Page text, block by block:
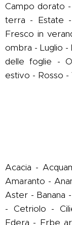
Campo dorato
terra - Estate
Fresco in
ombra - Luglio -
delle foglie -
estivo - Rosso
Acacia -
Amaranto -
Aster - Banana
- Cetriolo -
Edera - Erbe